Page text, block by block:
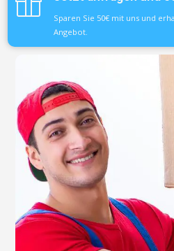
Sparen Sie 50€ mit uns und
Angebot.